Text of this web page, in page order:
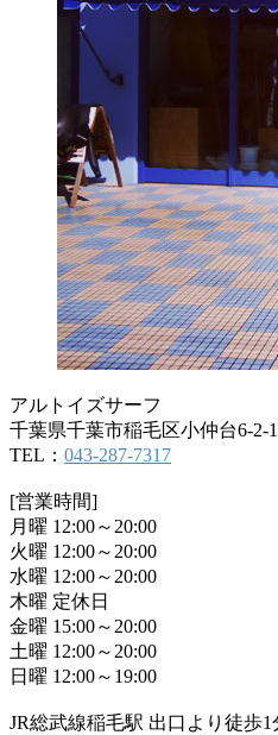
アルトイズサーフ
千葉県千葉市稲毛区小仲台6-2-
TEL： 043-287-7317
[営業時間]
月曜 12:00～20:00
火曜 12:00～20:00
水曜 12:00～20:00
木曜 定休日
金曜 15:00～20:00
土曜 12:00～20:00
日曜 12:00～19:00
JR総武線稲毛駅 出口より徒歩1